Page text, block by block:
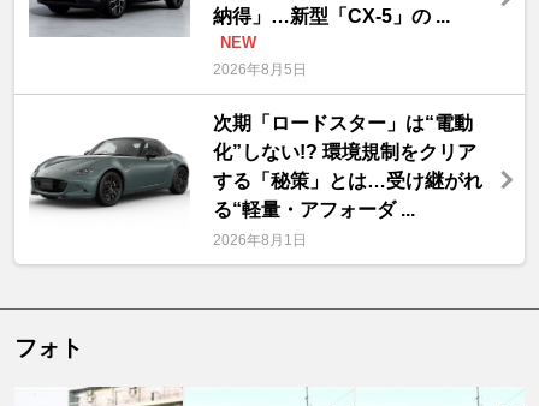
納得」…新型「CX-5」の ...
NEW
2026年8月5日
次期「ロードスター」は“電動
化”しない!? 環境規制をクリア
する「秘策」とは…受け継がれ
る“軽量・アフォーダ ...
2026年8月1日
フォト